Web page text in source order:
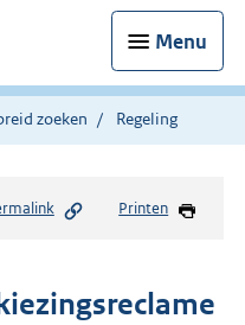
Menu
zoeken Regeling
Printen